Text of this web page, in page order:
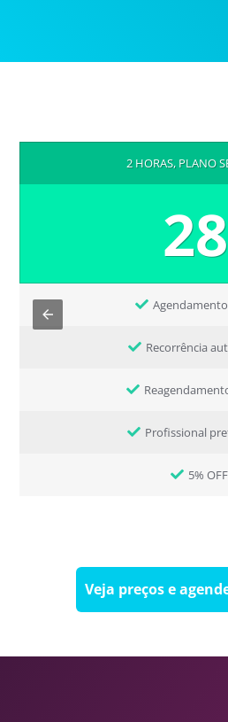
2 HORAS, PLANO
28
Recorrência
Profissional
5% OFF
Veja preços e